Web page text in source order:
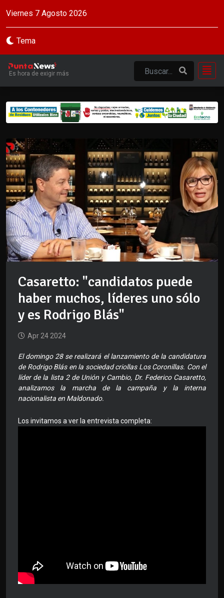
Viernes 7 Agosto 2026
Tema
Es hora de exigir más
Casaretto: "candidatos puede
haber muchos, líderes uno sólo
y es Rodrigo Blás"
Apr 24 2024
El domingo 28 se realizará el lanzamiento de la candidatura
de Rodrigo Blás en la sociedad criollas Los Coronillas. Con el
líder de la lista 2 de Unión y Cambio, Dr. Federico Casaretto,
analizamos la marcha de la campaña y la interna
nacionalista en Maldonado.
Los invitamos a ver la entrevista completa: